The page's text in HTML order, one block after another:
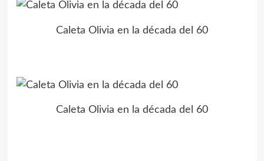
Caleta Olivia en la década del 60
Caleta Olivia en la década del 60